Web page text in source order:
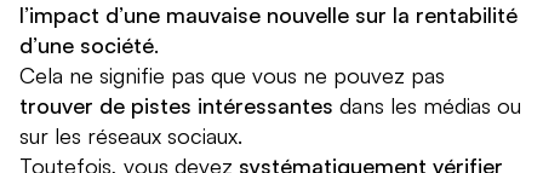
l’impact d’une mauvaise nouvelle sur la rentabilité
d’une société.
Cela ne signifie pas que vous ne pouvez pas
trouver de pistes intéressantes dans les médias ou
sur les réseaux sociaux.
Toutefois, vous devez systématiquement vérifier